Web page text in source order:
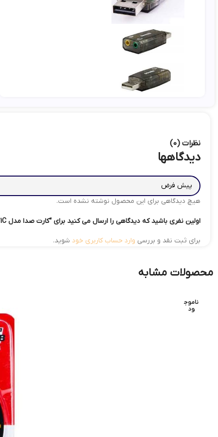
نظرات (0)
دیدگاهها
هیچ دیدگاهی برای این محصول نوشته نشده است.
اولین نفری باشید که دیدگاهی را ارسال می کنید برای “کارت صدا مدل XP-U21C”
برای ثبت نقد و بررسی وارد حساب کاربری خود شوید.
محصولات مشابه
ناموج
ود